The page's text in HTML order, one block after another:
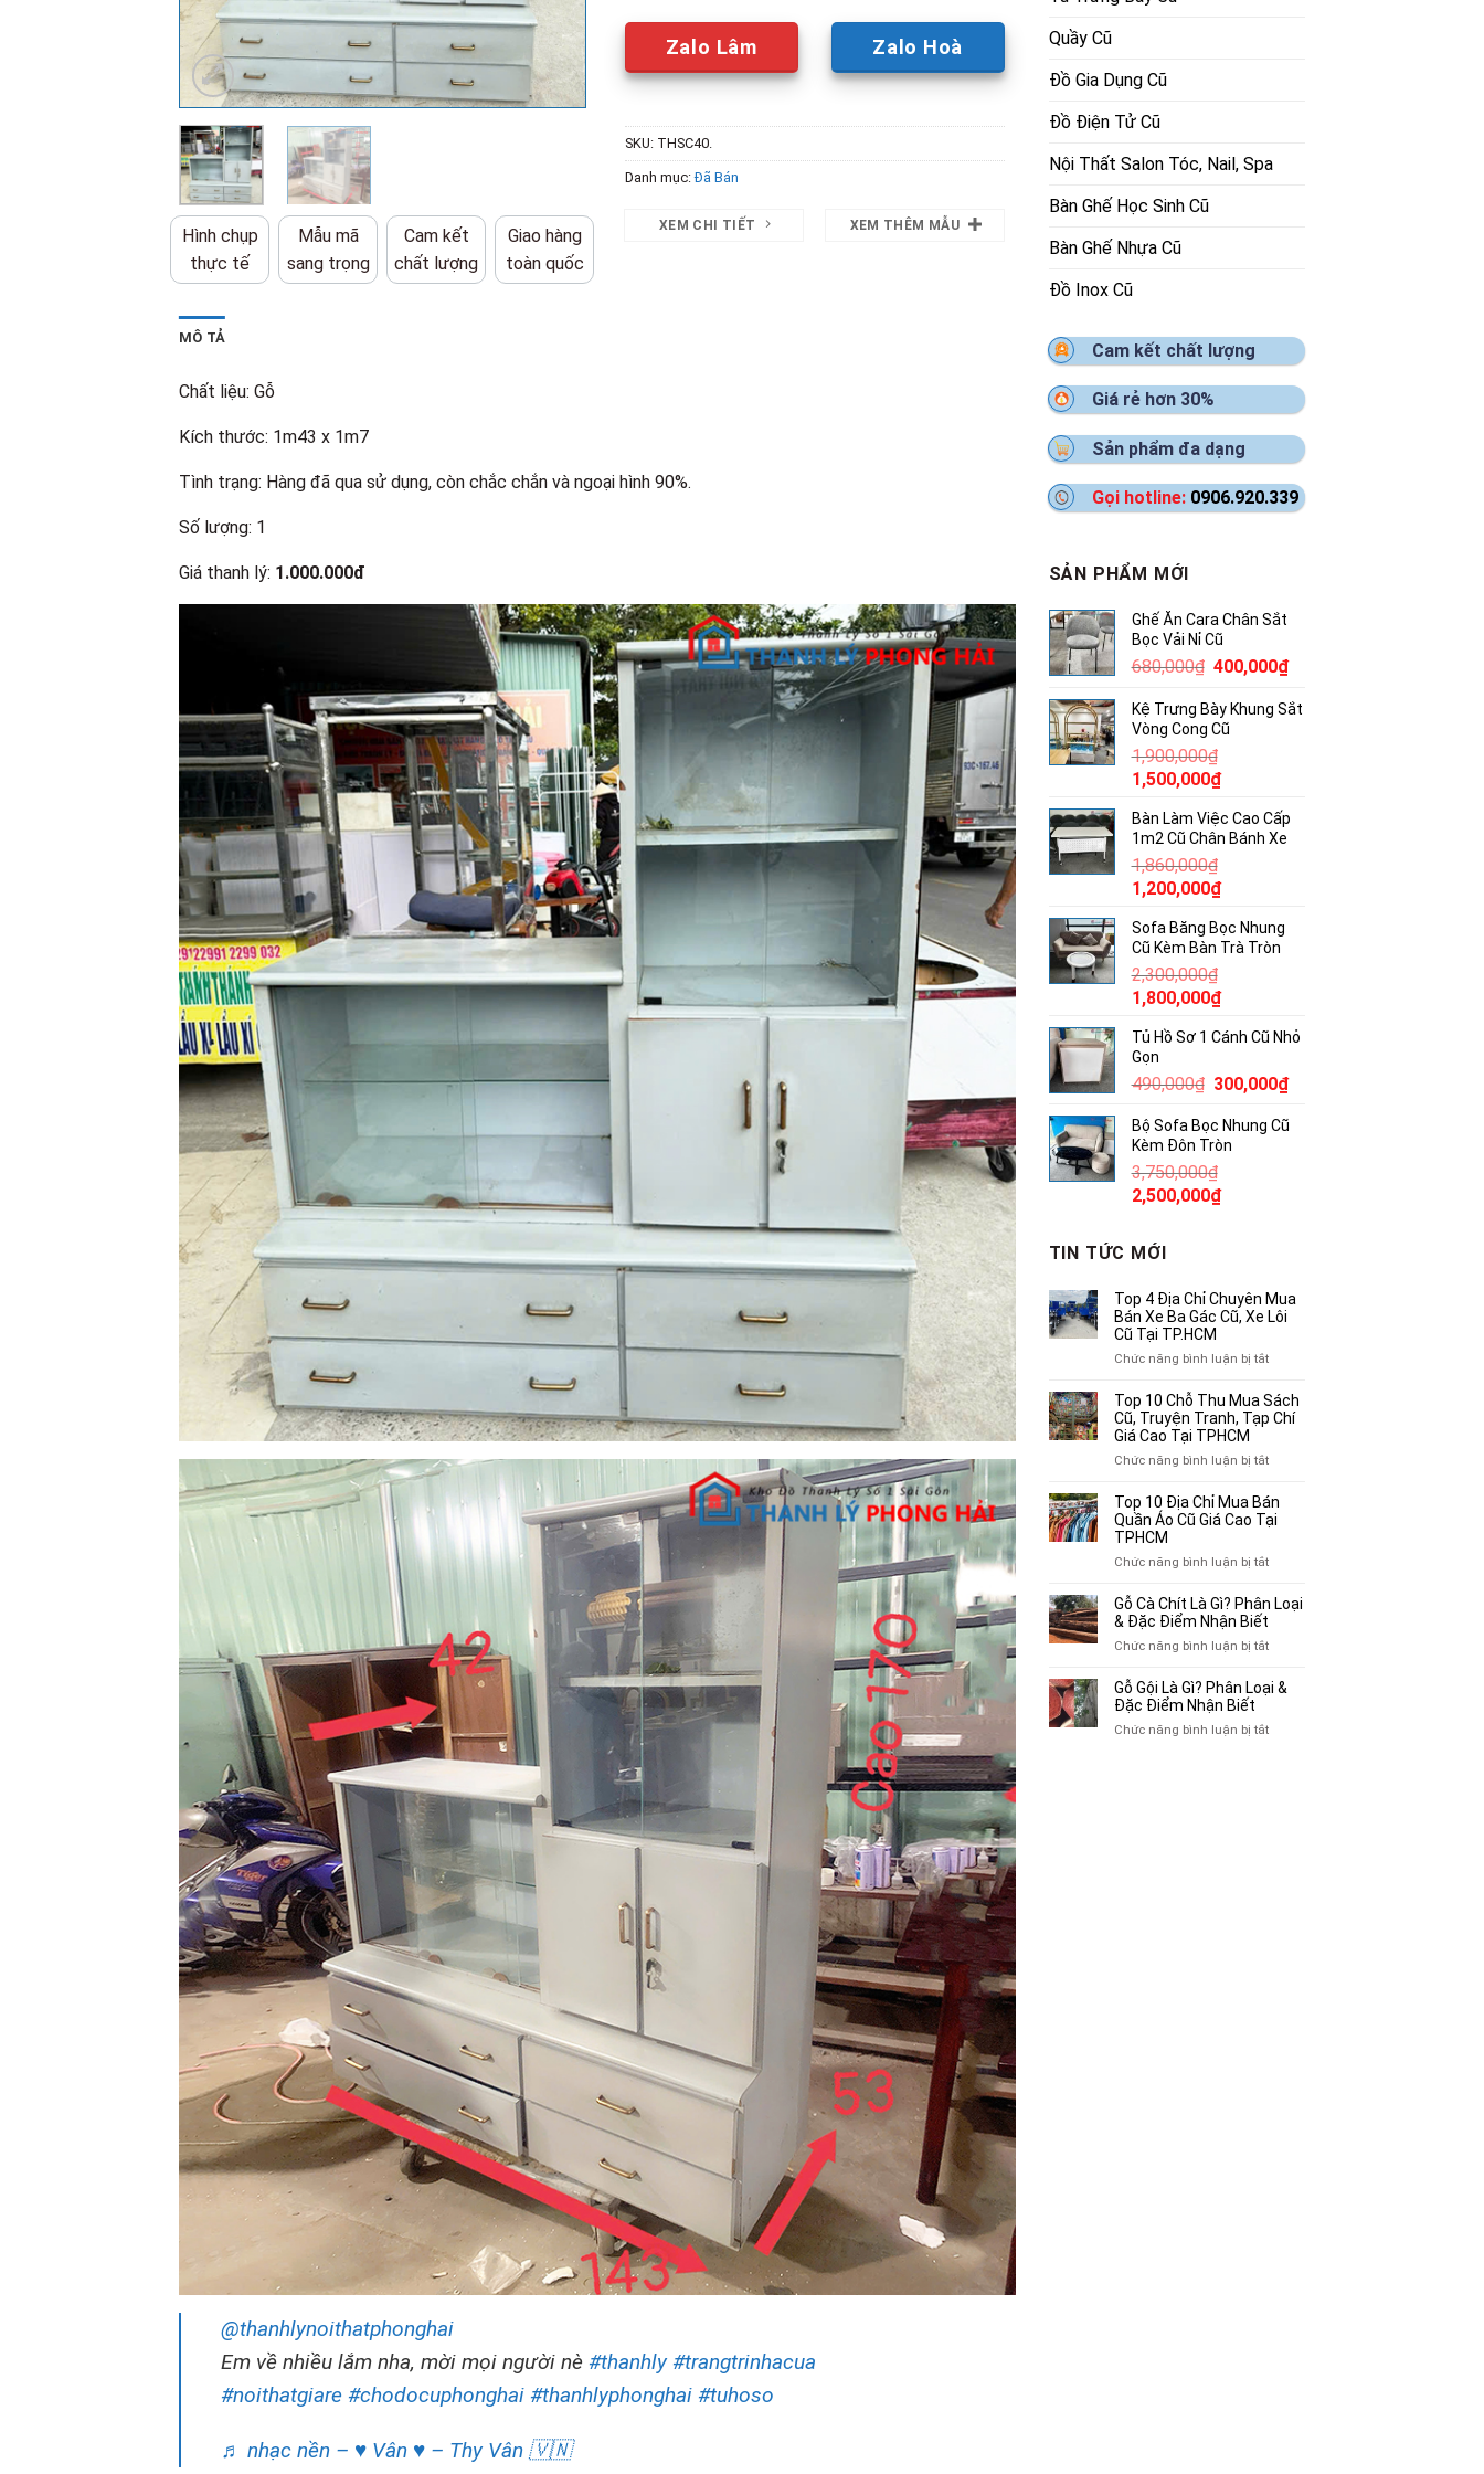
Hình chụp
thực tế
Mẫu mã
sang trọng
Cam kết
chất lượng
Giao hàng
toàn quốc
Zalo Lâm Zalo Hoà
SKU: THSC40.
Danh mục:Đã Bán
XEM CHI TIẾT XEM THÊM MẪU
MÔ TẢ
Chất liệu: Gỗ
Kích thước: 1m43 x 1m7
Tình trạng: Hàng đã qua sử dụng, còn chắc chắn và ngoại hình 90%.
Số lượng: 1
Giá thanh lý: 1.000.000đ
@thanhlynoithatphonghai
Em về nhiều lắm nha, mời mọi người nè #thanhly #trangtrinhacua
#noithatgiare #chodocuphonghai #thanhlyphonghai #tuhoso
♬ nhạc nền – ♥ Vân ♥ – Thy Vân 🇻🇳
Quầy Cũ
Đồ Gia Dụng Cũ
Đồ Điện Tử Cũ
Nội Thất Salon Tóc, Nail, Spa
Bàn Ghế Học Sinh Cũ
Bàn Ghế Nhựa Cũ
Đồ Inox Cũ
Cam kết chất lượng
Giá rẻ hơn 30%
Sản phẩm đa dạng
Gọi hotline: 0906.920.339
SẢN PHẨM MỚI
Ghế Ăn Cara Chân Sắt
Bọc Vải Nỉ Cũ
680,000₫ Giá
là:
680,000₫.
400,000₫Giá
tại
Kệ Trưng Bày Khung Sắt
Vòng Cong Cũ
1,900,000₫
Giá
là:
1,900,000₫.
1,500,000₫Giá
tại
là:
Bàn Làm Việc Cao Cấp
1m2 Cũ Chân Bánh Xe
1,860,000₫
Giá
là:
1,860,000₫.
1,200,000₫Giá
tại
là:
Sofa Băng Bọc Nhung
Cũ Kèm Bàn Trà Tròn
2,300,000₫
Giá
là:
2,300,000₫.
1,800,000₫Giá
tại
1,800,000₫.
Tủ Hồ Sơ 1 Cánh Cũ Nhỏ
Gọn
490,000₫ Giá
là:
490,000₫.
300,000₫Giá
tại
Bộ Sofa Bọc Nhung Cũ
Kèm Đôn Tròn
3,750,000₫
Giá
là:
3,750,000₫.
2,500,000₫Giá
2,500,000₫.
TIN TỨC MỚI
Top 4 Địa Chỉ Chuyên Mua
Bán Xe Ba Gác Cũ, Xe Lôi
Cũ Tại TP.HCM
Chức năng bình luận bị tắtở
4
Địa
Xe
Ba
Cũ,
Lôi
Cũ
Tại
Top 10 Chỗ Thu Mua Sách
Cũ, Truyện Tranh, Tạp Chí
Giá Cao Tại TPHCM
Chức năng bình luận bị tắtở
10
Chỗ
Truyện
Tranh,
Tạp
Giá
Tại
Top 10 Địa Chỉ Mua Bán
Quần Áo Cũ Giá Cao Tại
TPHCM
Chức năng bình luận bị tắtở
10
Địa
Mua
Quần
Cũ
Gỗ Cà Chít Là Gì? Phân Loại
& Đặc Điểm Nhận Biết
Chức năng bình luận bị tắtở
Cà
Gì?
Gỗ Gội Là Gì? Phân Loại &
Đặc Điểm Nhận Biết
Chức năng bình luận bị tắtở